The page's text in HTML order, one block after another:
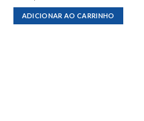
ADICIONAR AO CARRINHO